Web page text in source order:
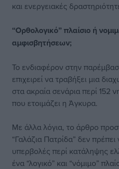
και ενεργειακές
“Ορθολογικό” πλαίσιο ή
αμφισβητήσεων;
Το ενδιαφέρον στην
επιχειρεί να τραβήξει μια
στα ακραία σενάρια περί 152
που ετοιμάζει η Άγκυρα.
Με άλλα λόγια, το άρθρο
“Γαλάζια Πατρίδα” δεν πρέπει
υπερβολές περί κατάληψης
ένα “λογικό” και “νόμιμο”